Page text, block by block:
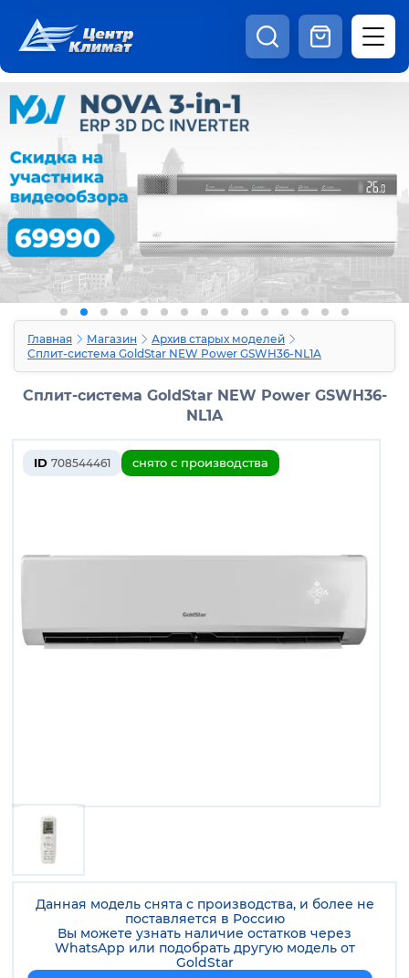
Каталог
Статьи
Наши работы Отзывы
Доставка и оплата Оферта
Контакты
8:00 - 20:00 Шоурум
Главная Магазин
Архив старых моделей
Сплит-система GoldStar NEW Power GSWH36-NL1A
Сплит-система GoldStar NEW Power GSWH36-
NL1A
ID 708544461 снято с производства
Данная модель снята с производства, и более не
поставляется в Россию
Вы можете узнать наличие остатков через
WhatsApp или подобрать другую модель от
GoldStar